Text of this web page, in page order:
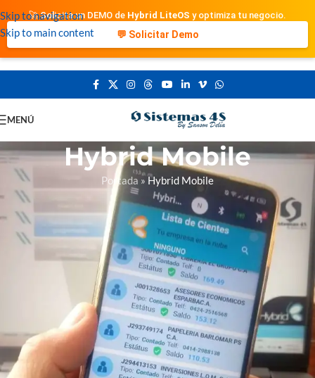
Skip to navigation
Skip to main content
🚀 Solicita un DEMO de Hybrid LiteOS y optimiza tu negocio.
💬 Solicitar Demo
MENÚ
Hybrid Mobile
Portada »Hybrid Mobile
Hybrid Mobile es una aplicación nativa paraAndroiddiseñada para
equipos de ventas. Permite registrar pedidos, presupuestos,
devoluciones y cobranzas de forma local, incluso sin conexión. Cada
vendedor accede a la información de sus clientes asignados,
sincronizando luego con la nube para mantener la data actualizada y